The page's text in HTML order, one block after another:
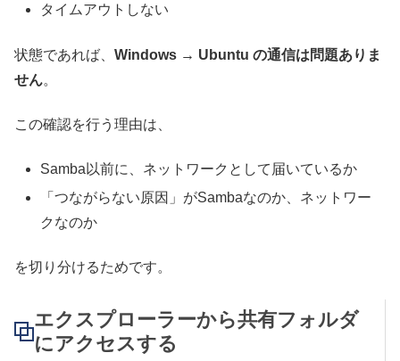
タイムアウトしない
状態であれば、 Windows → Ubuntu の通信は問題ありま
せん。
この確認を行う理由は、
Samba以前に、ネットワークとして届いているか
「つながらない原因」がSambaなのか、ネットワー
クなのか
を切り分けるためです。
エクスプローラーから共有フォルダ
にアクセスする